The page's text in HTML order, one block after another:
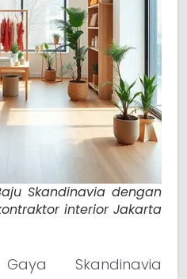
Skandinavia dengan
interior Jakarta
Skandinavia